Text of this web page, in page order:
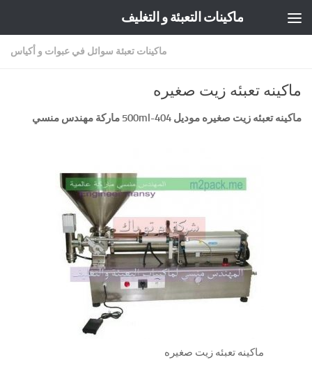
ماكينات التعبئة و التغليف
ماكينات تعبئة سوائل في عبوات و أكياس
ماكينه تعبئه زيت صغيره
ماكينه تعبئه زيت صغيره موديل ماركة مهندس منسي
ماكينه تعبئه زيت صغيره